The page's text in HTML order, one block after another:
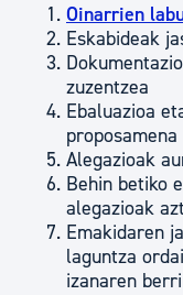
Oinarrien
Eskabideak
zuzentzea
Ebaluazioa
proposamena
Alegazioak
Behin betiko
alegazioak
Emakidaren
laguntza
izanaren